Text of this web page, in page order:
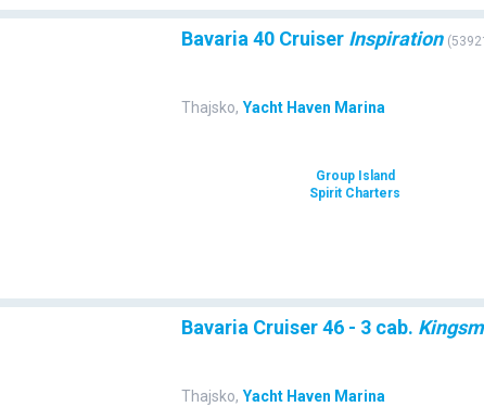
Bavaria 40 Cruiser Inspiration (
Thajsko, Yacht Haven Marina
Group Island
Spirit Charters
Bavaria Cruiser 46 - 3 cab.
Thajsko, Yacht Haven Marina